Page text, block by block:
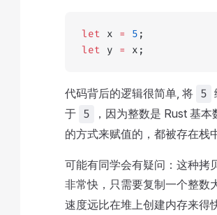
let x = 5 ;
let y = x;
代码背后的逻辑很简单, 将 5
于 5
，因为整数是 Rust 基
的方式来赋值的，都被存在栈
可能有同学会有疑问：这种拷
非常快，只需要复制一个整数
速度远比在堆上创建内存来得